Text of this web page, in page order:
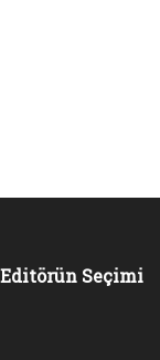
Editörün Seçimi